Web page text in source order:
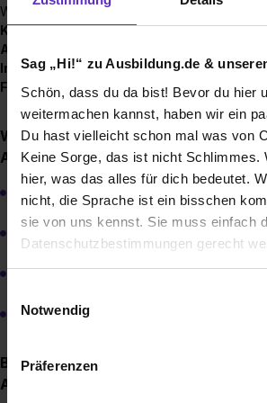
Sag „Hi!“ zu Ausbildung.de &
Schön, dass du da bist! Bevor du hier
weitermachen kannst, haben wir ein
Du hast vielleicht schon mal was von
Keine Sorge, das ist nicht Schlimmes.
hier, was das alles für dich bedeutet.
nicht, die Sprache ist ein bisschen
sie von uns kennst. Sie muss einfach
Datenschutzbestimmungen gerecht
Benutzung der Webseite getroffenen
Notwendig
Präferenzen
Wir bieten bei uns die folgenden
Kaufmann / Kauffrau für Groß- und
Außenhandelsmanagement
Industriekaufmann / Industriekauffrau
Fachlagerist / Fachlageristin
Wie sieht der Bewerbungsprozess
Ausbildungsstelle bei Ihnen aus?
vollständige Bewerbungsunterlagen
Lebenslauf
die letzten 2 Schulzeugnisse
Bis wann muss man sich für einen
Ausbildungsplatz bewerben?